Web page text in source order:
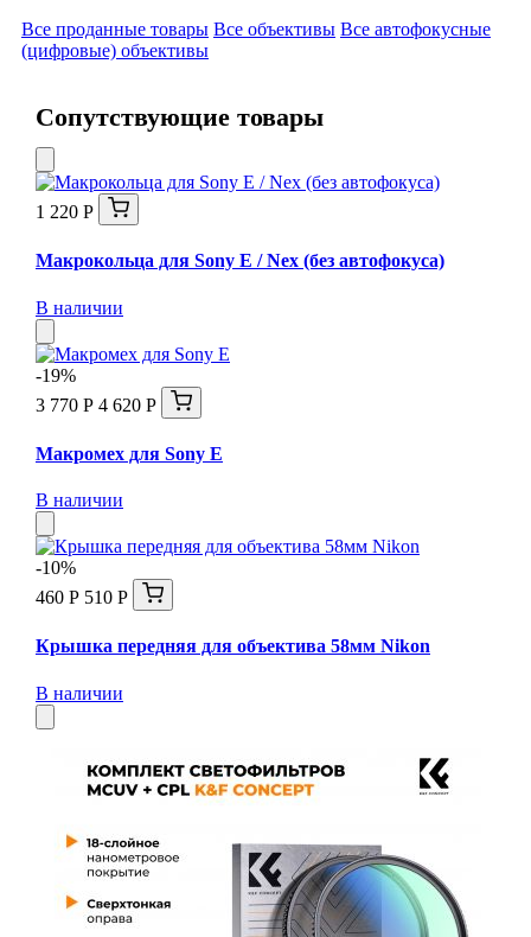
Все проданные товары Все объективы Все автофокусные
(цифровые) объективы
Сопутствующие товары
1 220 Р
Макрокольца для Sony E / Nex (без автофокуса)
В наличии
-19%
3 770 Р 4 620 Р
Макромех для Sony E
В наличии
-10%
460 Р 510 Р
Крышка передняя для объектива 58мм Nikon
В наличии